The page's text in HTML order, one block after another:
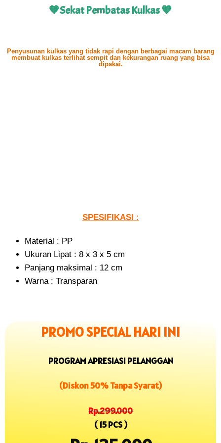
🧡Sekat Pembatas Kulkas 🧡
Penyusunan kulkas yang tidak rapi dengan berbagai macam barang
membuat kulkas terlihat sempit dan kekurangan ruang yang bisa
dipakai.
SPESIFIKASI :
Material : PP
Ukuran Lipat : 8 x 3 x 5 cm
Panjang maksimal : 12 cm
Warna : Transparan
PROMO SPECIAL HARI INI
PROGRAM APRESIASI PELANGGAN
(Diskon 50% Tanpa Syarat)
Rp.299.000
( 15 PCS )